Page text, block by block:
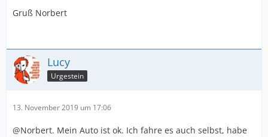
Gruß Norbert
Lucy
Urgestein
13. November 2019 um 17:06
@Norbert. Mein Auto ist ok. Ich fahre es auch selbst, habe